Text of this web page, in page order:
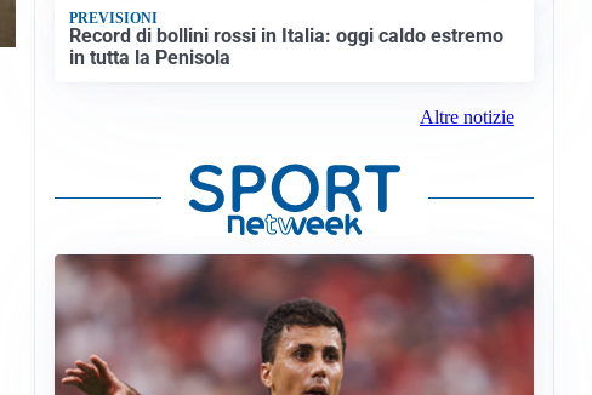
PREVISIONI
Record di bollini rossi in Italia: oggi caldo estremo
in tutta la Penisola
Altre notizie